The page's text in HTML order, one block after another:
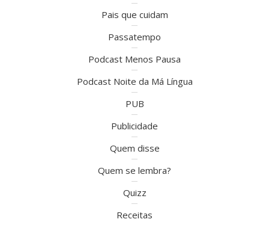
Pais que cuidam
Passatempo
Podcast Menos Pausa
Podcast Noite da Má Língua
PUB
Publicidade
Quem disse
Quem se lembra?
Quizz
Receitas